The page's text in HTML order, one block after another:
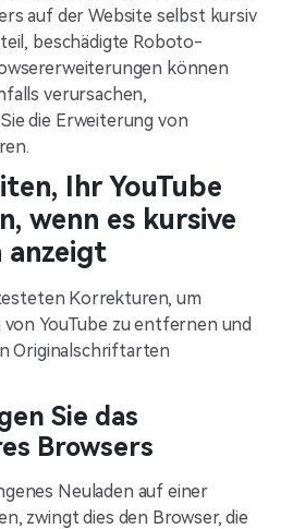
auf der Website selbst kursiv
beschädigte Roboto-
können
verursachen,
die Erweiterung von
Ihr YouTube
wenn es kursive
Korrekturen, um
YouTube zu entfernen und
Originalschriftarten
Sie das
Browsers
Neuladen auf einer
zwingt dies den Browser, die